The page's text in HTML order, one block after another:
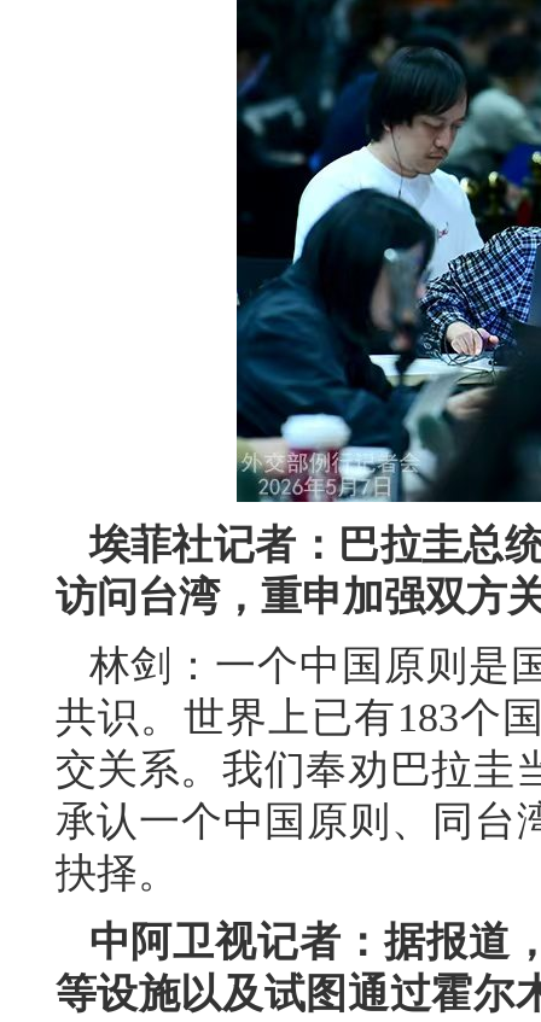
埃菲社记者：巴拉圭总
访问台湾，重申加强双方
林剑：一个中国原则是
共识。世界上已有183个
交关系。我们奉劝巴拉圭
承认一个中国原则、同台
抉择。
中阿卫视记者：据报道
等设施以及试图通过霍尔